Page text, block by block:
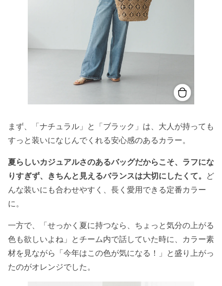
まず、「ナチュラル」と「ブラック」は、大人が持っても
すっと装いになじんでくれる安心感のあるカラー。
夏らしいカジュアルさのあるバッグだからこそ、ラフにな
りすぎず、きちんと見えるバランスは大切にしたくて。 ど
んな装いにも合わせやすく、長く愛用できる定番カラー
に。
一方で、「せっかく夏に持つなら、ちょっと気分の上がる
色も欲しいよね」とチーム内で話していた時に、カラー素
材を見ながら「今年はこの色が気になる！」と盛り上がっ
たのがオレンジでした。